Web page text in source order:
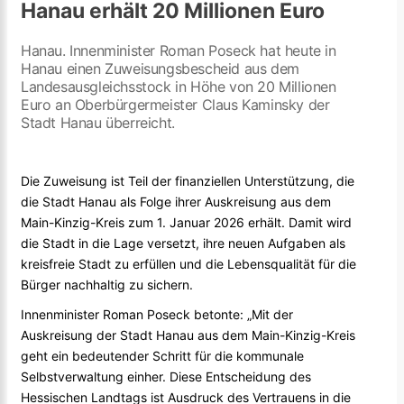
Hanau erhält 20 Millionen Euro
Hanau. Innenminister Roman Poseck hat heute in
Hanau einen Zuweisungsbescheid aus dem
Landesausgleichsstock in Höhe von 20 Millionen
Euro an Oberbürgermeister Claus Kaminsky der
Stadt Hanau überreicht.
Die Zuweisung ist Teil der finanziellen Unterstützung, die
die Stadt Hanau als Folge ihrer Auskreisung aus dem
Main-Kinzig-Kreis zum 1. Januar 2026 erhält. Damit wird
die Stadt in die Lage versetzt, ihre neuen Aufgaben als
kreisfreie Stadt zu erfüllen und die Lebensqualität für die
Bürger nachhaltig zu sichern.
Innenminister Roman Poseck betonte: „Mit der
Auskreisung der Stadt Hanau aus dem Main-Kinzig-Kreis
geht ein bedeutender Schritt für die kommunale
Selbstverwaltung einher. Diese Entscheidung des
Hessischen Landtags ist Ausdruck des Vertrauens in die